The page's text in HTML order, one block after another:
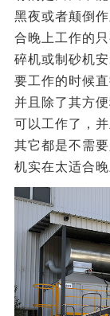
黑夜或者颠倒
合晚上工作的
碎机或制砂机
要工作的时候
并且除了其方
可以工作了，
其它都是不需
机实在太适合晚